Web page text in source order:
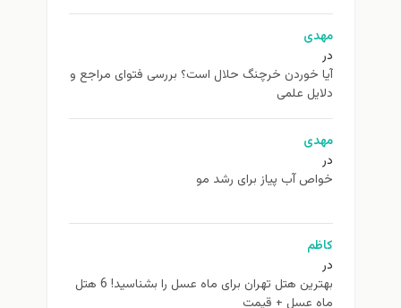
مهدی
در
آیا خوردن خرچنگ حلال است؟ بررسی فتوای مراجع و
دلایل علمی
مهدی
در
خواص آب پیاز برای رشد مو
کاظم
در
بهترین هتل تهران برای ماه عسل را بشناسید! 6 هتل
ماه عسل + قیمت